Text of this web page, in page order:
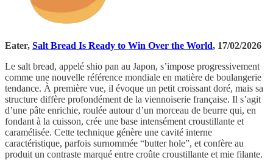
Eater, Salt Bread Is Ready to Win Over the World, 17/02/2026
Le salt bread, appelé shio pan au Japon, s’impose progressivement
comme une nouvelle référence mondiale en matière de boulangerie
tendance. À première vue, il évoque un petit croissant doré, mais sa
structure diffère profondément de la viennoiserie française. Il s’agit
d’une pâte enrichie, roulée autour d’un morceau de beurre qui, en
fondant à la cuisson, crée une base intensément croustillante et
caramélisée. Cette technique génère une cavité interne
caractéristique, parfois surnommée “butter hole”, et confère au
produit un contraste marqué entre croûte croustillante et mie filante.